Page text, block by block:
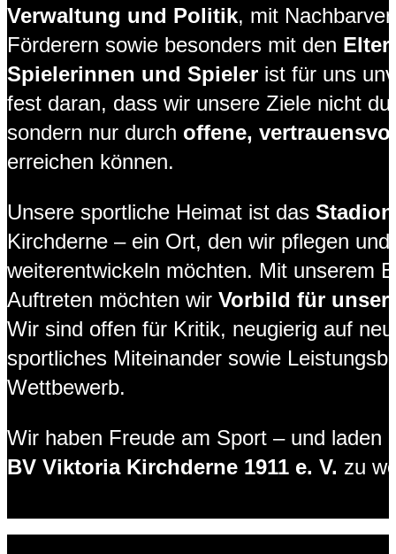
Verwaltung und Politik, mit
Förderern sowie besonders mit den
Spielerinnen und Spieler ist für uns
fest daran, dass wir unsere Ziele nicht
sondern nur durch offene,
erreichen können.
Unsere sportliche Heimat ist das
Kirchderne – ein Ort, den wir pflegen
weiterentwickeln möchten. Mit unserem
Auftreten möchten wir Vorbild für
Wir sind offen für Kritik, neugierig auf
sportliches Miteinander sowie
Wettbewerb.
Wir haben Freude am Sport – und laden
BV Viktoria Kirchderne 1911 e. V. zu